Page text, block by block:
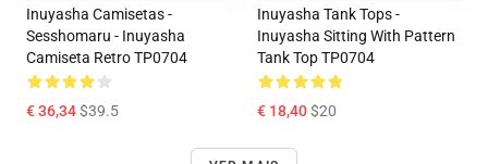
Inuyasha Camisetas -
Sesshomaru - Inuyasha
Camiseta Retro TP0704
€ 36,34$39.5
Inuyasha Tank Tops -
Inuyasha Sitting With Pattern
Tank Top TP0704
€ 18,40$20